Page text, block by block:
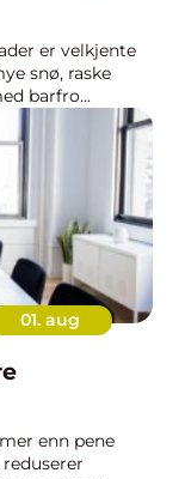
er velkjente
snø, raske
barfro...
01. aug
enn pene